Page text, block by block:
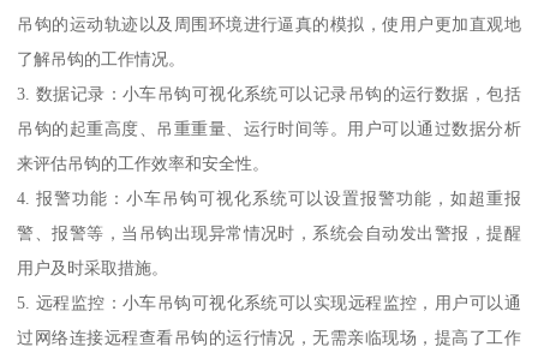
吊钩的运动轨迹以及周围环境进行逼真的模拟，使用户更加直观地
了解吊钩的工作情况。
3. 数据记录：小车吊钩可视化系统可以记录吊钩的运行数据，包括
吊钩的起重高度、吊重重量、运行时间等。用户可以通过数据分析
来评估吊钩的工作效率和安全性。
4. 报警功能：小车吊钩可视化系统可以设置报警功能，如超重报
警、报警等，当吊钩出现异常情况时，系统会自动发出警报，提醒
用户及时采取措施。
5. 远程监控：小车吊钩可视化系统可以实现远程监控，用户可以通
过网络连接远程查看吊钩的运行情况，无需亲临现场，提高了工作